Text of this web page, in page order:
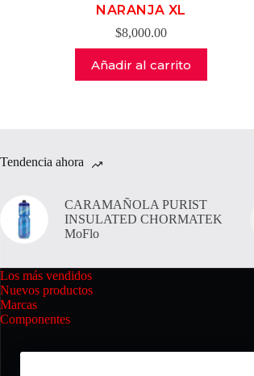
NARANJA XL
$8,000.00
Añadir al carrito
Tendencia ahora
CARAMAÑOLA PURIST
INSULATED CHORMATEK
MoFlo
Los más vendidos
Nuevos productos
Marcas
Componentes